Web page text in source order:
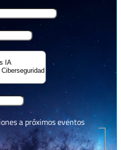
a próximos eventos